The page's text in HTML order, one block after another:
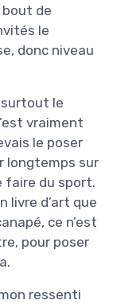
bout de
le
donc niveau
surtout le
vraiment
le poser
longtemps sur
faire du sport.
livre d’art que
ce n’est
pour poser
ressenti